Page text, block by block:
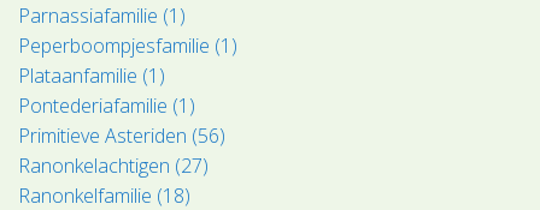
Parnassiafamilie (1)
Peperboompjesfamilie (1)
Plataanfamilie (1)
Pontederiafamilie (1)
Primitieve Asteriden (56)
Ranonkelachtigen (27)
Ranonkelfamilie (18)